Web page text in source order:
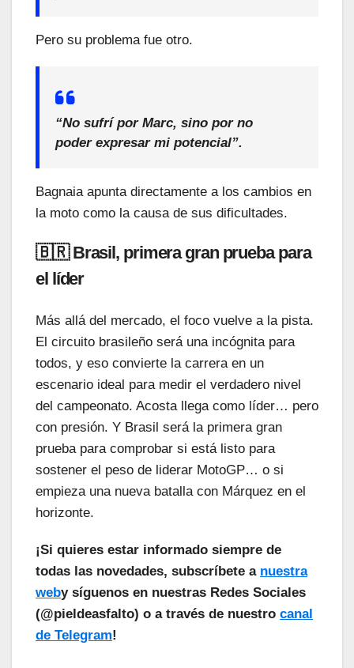
Pero su problema fue otro.
“No sufrí por Marc, sino por no
poder expresar mi potencial”.
Bagnaia apunta directamente a los cambios en
la moto como la causa de sus dificultades.
🇧🇷 Brasil, primera gran prueba para
el líder
Más allá del mercado, el foco vuelve a la pista.
El circuito brasileño será una incógnita para
todos, y eso convierte la carrera en un
escenario ideal para medir el verdadero nivel
del campeonato. Acosta llega como líder… pero
con presión. Y Brasil será la primera gran
prueba para comprobar si está listo para
sostener el peso de liderar MotoGP… o si
empieza una nueva batalla con Márquez en el
horizonte.
¡Si quieres estar informado siempre de
todas las novedades, subscríbete a nuestra
weby síguenos en nuestras Redes Sociales
(@pieldeasfalto) o a través de nuestro canal
de Telegram!